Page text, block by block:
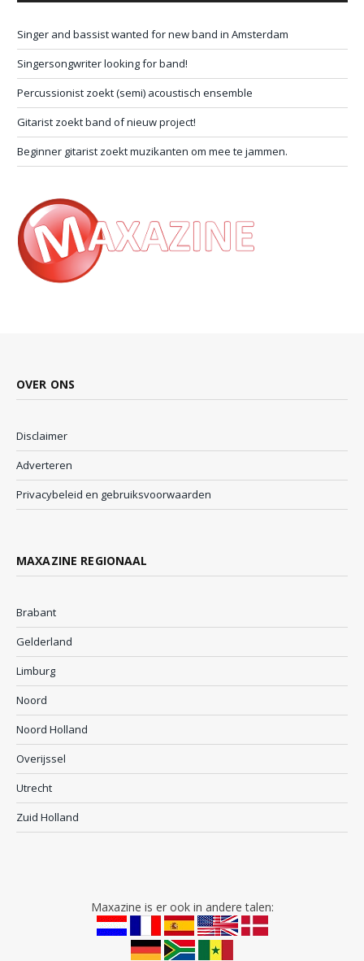
Singer and bassist wanted for new band in Amsterdam
Singersongwriter looking for band!
Percussionist zoekt (semi) acoustisch ensemble
Gitarist zoekt band of nieuw project!
Beginner gitarist zoekt muzikanten om mee te jammen.
OVER ONS
Disclaimer
Adverteren
Privacybeleid en gebruiksvoorwaarden
MAXAZINE REGIONAAL
Brabant
Gelderland
Limburg
Noord
Noord Holland
Overijssel
Utrecht
Zuid Holland
Maxazine is er ook in andere talen: